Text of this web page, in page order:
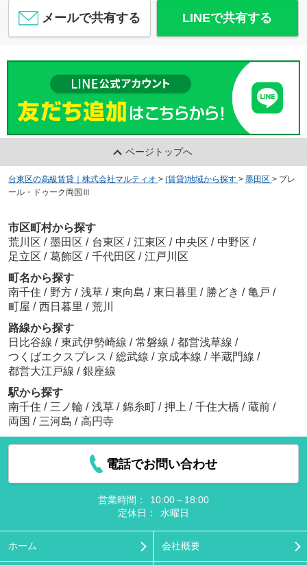
メールで共有する LINEで共有する
ページトップへ
台東区の高級賃貸｜株式会社マルティオ > (賃貸)地域から探す > 墨田区 > プレ
ール・ドゥーク両国Ⅲ
市区町村から探す
荒川区 / 墨田区 / 台東区 / 江東区 / 中央区 / 中野区 /
足立区 / 葛飾区 / 千代田区 / 江戸川区
町名から探す
南千住 / 野方 / 浅草 / 東向島 / 東日暮里 / 勝どき / 亀戸 /
町屋 / 西日暮里 / 荒川
路線から探す
日比谷線 / 東武伊勢崎線 / 常磐線 / 都営浅草線 /
つくばエクスプレス / 総武線 / 京成本線 / 半蔵門線 /
都営大江戸線 / 銀座線
駅から探す
南千住 / 三ノ輪 / 浅草 / 錦糸町 / 押上 / 千住大橋 / 蔵前 /
両国 / 三河島 / 高円寺
電話でお問い合わせ
営業時間：
10:00～18:00
定休日：
水曜日
ホーム 会社概要